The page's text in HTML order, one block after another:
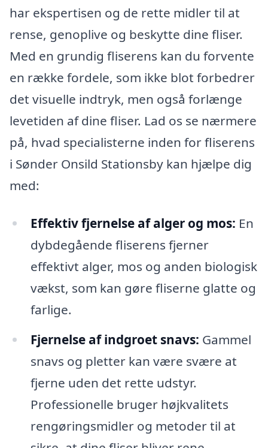
har ekspertisen og de rette midler til at
rense, genoplive og beskytte dine fliser.
Med en grundig fliserens kan du forvente
en række fordele, som ikke blot forbedrer
det visuelle indtryk, men også forlænge
levetiden af dine fliser. Lad os se nærmere
på, hvad specialisterne inden for fliserens
i Sønder Onsild Stationsby kan hjælpe dig
med:
Effektiv fjernelse af alger og mos: En
dybdegående fliserens fjerner
effektivt alger, mos og anden biologisk
vækst, som kan gøre fliserne glatte og
farlige.
Fjernelse af indgroet snavs: Gammel
snavs og pletter kan være svære at
fjerne uden det rette udstyr.
Professionelle bruger højkvalitets
rengøringsmidler og metoder til at